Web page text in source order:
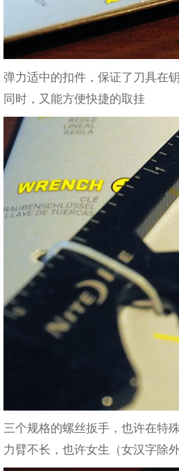
弹力适中的扣件，保证了刀具在
同时，又能方便快捷的取挂
三个规格的螺丝扳手，也许在特
力臂不长，也许女生（女汉字除